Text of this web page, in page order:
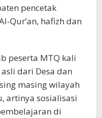
pencetak
Qur’an, hafizh dan
peserta MTQ kali
dari Desa dan
masing wilayah
artinya sosialisasi
di